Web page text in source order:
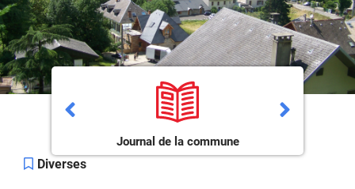
Journal de la commune
Diverses